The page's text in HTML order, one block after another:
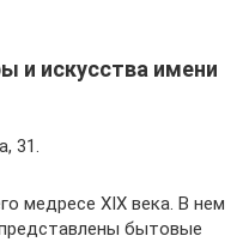
и искусства имени
31.
медресе XIX века. В нем
бытовые